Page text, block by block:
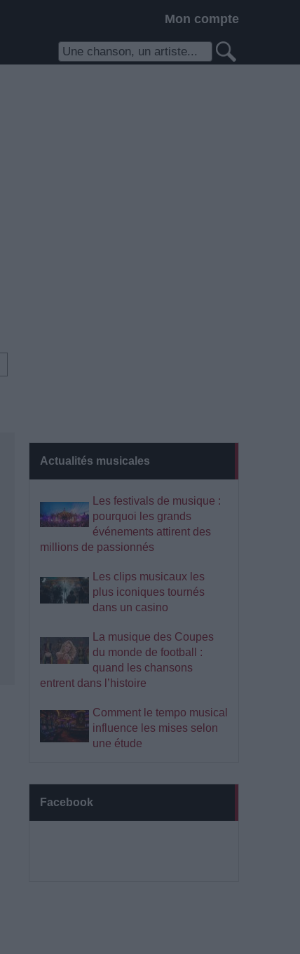
Mon compte
Actualités musicales
Les festivals de musique :
pourquoi les grands
événements attirent des
millions de passionnés
Les clips musicaux les
plus iconiques tournés
dans un casino
La musique des Coupes
du monde de football :
quand les chansons
entrent dans l’histoire
Comment le tempo musical
influence les mises selon
une étude
Facebook